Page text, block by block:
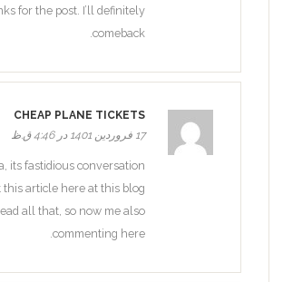
for the post. I’ll definitely
comeback.
CHEAP PLANE TICKETS
17 فروردین 1401 در 4:46 ق.ظ
its fastidious conversation
this article here at this blog,
all that, so now me also
commenting here.